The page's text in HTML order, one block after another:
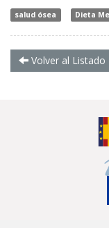
salud ósea Dieta
Volver al Listado